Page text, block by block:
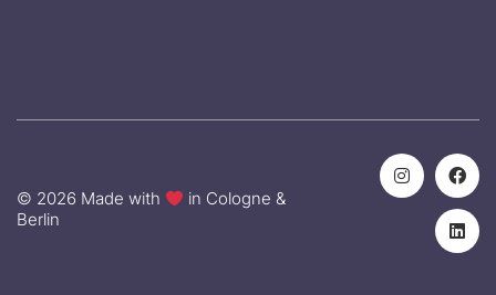
© 2026 Made with
in Cologne &
Berlin